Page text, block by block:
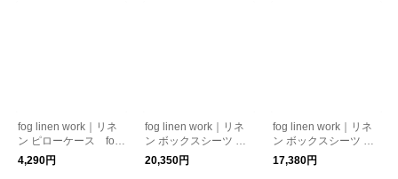
fog linen work｜リネ
ン ピローケース fog
linen work フォグリ
ネンワーク
4,290円
fog linen work｜リネ
ン ボックスシーツ セ
ミダブル fog linen w
ork フォグリネンワ
20,350円
fog linen work｜リネ
ン ボックスシーツ シ
ングル fog linen wor
k フォグリネンワー
17,380円